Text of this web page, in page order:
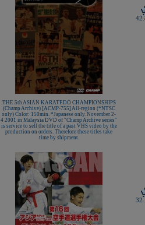
THE 5th ASIAN KARATEDO CHAMPIONSHIPS
(Champ Archive) [ACMP-755] All-region (*NTSC
only) Color: 150min. *Japanese only. November 2-
4 2001 in Malaysia DVD of "Champ Archive series"
is service to sell the title of a past VHS video by the
production on orders. Therefore these titles take
time by shipment.